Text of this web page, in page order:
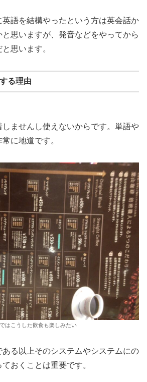
語を結構やったという方は英会話か
思いますが、発音などをやってから
思います。
る理由
ませんし使えないからです。単語や
に地道です。
はこうした飲食も楽しみたい
ある以上そのシステムやシステムにの
おくことは重要です。